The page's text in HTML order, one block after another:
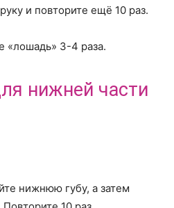
и повторите ещё 10 раз.
«лошадь» 3-4 раза.
нижней части
нижнюю губу, а затем